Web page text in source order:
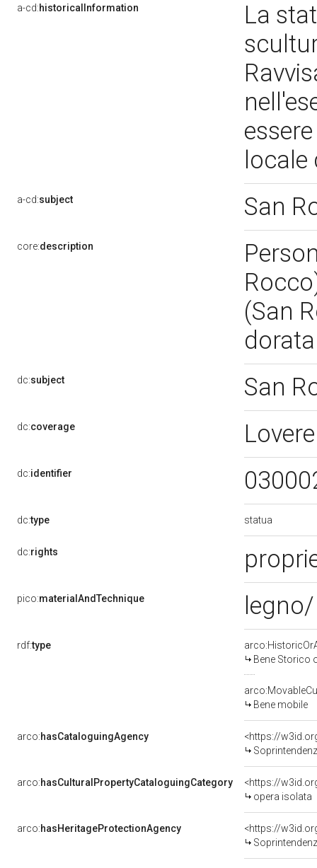
a-cd:historicalInformation
La
a-cd:subject San
core:description
(San
dc:subject San
dc:coverage
dc:identifier
dc:type statua
dc:rights
pico:materialAndTechnique
rdf:type
Bene Storico
Bene mobile
arco:hasCataloguingAgency
<https://
Soprintendenza per i
arco:hasCulturalPropertyCataloguingCategory
<https://
opera isolata
arco:hasHeritageProtectionAgency
<https://